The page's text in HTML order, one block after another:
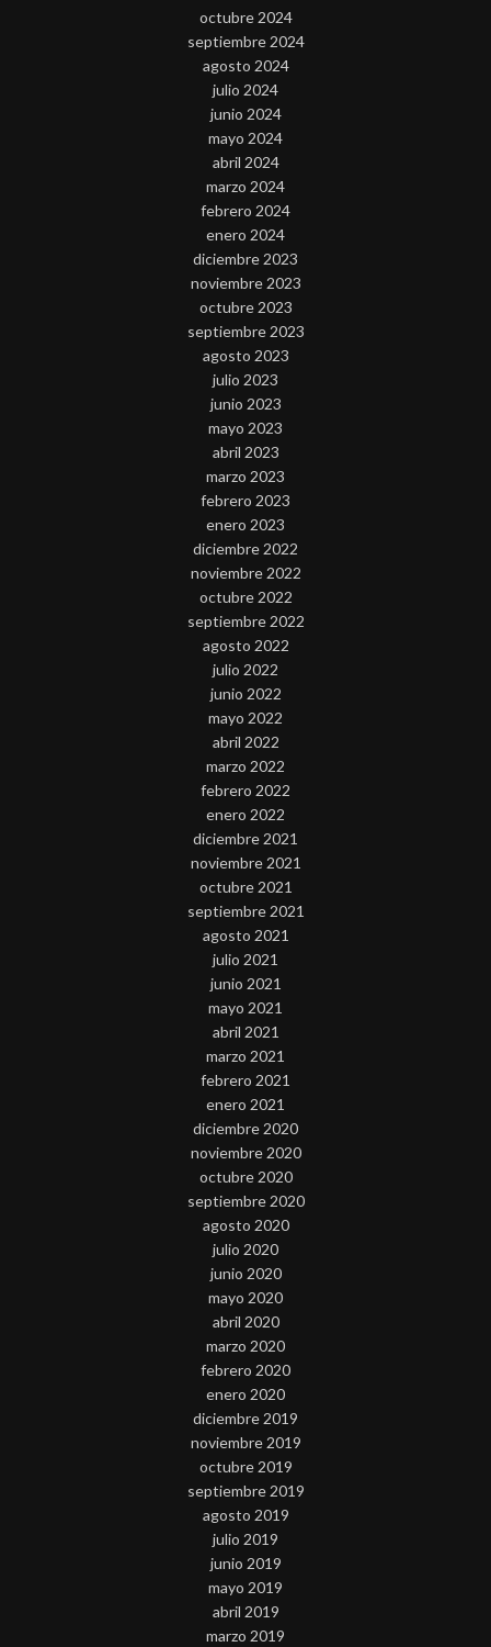
octubre 2024
septiembre 2024
agosto 2024
julio 2024
junio 2024
mayo 2024
abril 2024
marzo 2024
febrero 2024
enero 2024
diciembre 2023
noviembre 2023
octubre 2023
septiembre 2023
agosto 2023
julio 2023
junio 2023
mayo 2023
abril 2023
marzo 2023
febrero 2023
enero 2023
diciembre 2022
noviembre 2022
octubre 2022
septiembre 2022
agosto 2022
julio 2022
junio 2022
mayo 2022
abril 2022
marzo 2022
febrero 2022
enero 2022
diciembre 2021
noviembre 2021
octubre 2021
septiembre 2021
agosto 2021
julio 2021
junio 2021
mayo 2021
abril 2021
marzo 2021
febrero 2021
enero 2021
diciembre 2020
noviembre 2020
octubre 2020
septiembre 2020
agosto 2020
julio 2020
junio 2020
mayo 2020
abril 2020
marzo 2020
febrero 2020
enero 2020
diciembre 2019
noviembre 2019
octubre 2019
septiembre 2019
agosto 2019
julio 2019
junio 2019
mayo 2019
abril 2019
marzo 2019